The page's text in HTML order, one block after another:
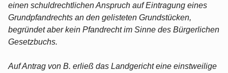
einen schuldrechtlichen Anspruch auf Eintragung eines
Grundpfandrechts an den gelisteten Grundstücken,
begründet aber kein Pfandrecht im Sinne des Bürgerlichen
Gesetzbuchs.
Auf Antrag von B. erließ das Landgericht eine einstweilige